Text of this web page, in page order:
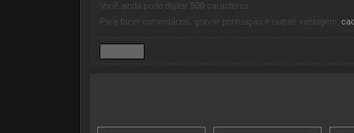
500
Para fazer comentários, gravar pontuação e outras vantagem,